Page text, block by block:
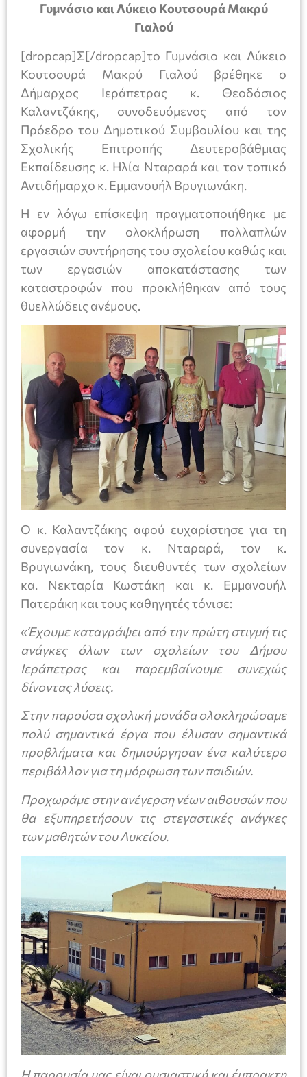
Γυμνάσιο και Λύκειο Κουτσουρά Μακρύ
Γιαλού
[dropcap]Σ[/dropcap]το Γυμνάσιο και Λύκειο
Κουτσουρά Μακρύ Γιαλού βρέθηκε ο
Δήμαρχος Ιεράπετρας κ. Θεοδόσιος
Καλαντζάκης, συνοδευόμενος από τον
Πρόεδρο του Δημοτικού Συμβουλίου και της
Σχολικής Επιτροπής Δευτεροβάθμιας
Εκπαίδευσης κ. Ηλία Νταραρά και τον τοπικό
Αντιδήμαρχο κ. Εμμανουήλ Βρυγιωνάκη.
Η εν λόγω επίσκεψη πραγματοποιήθηκε με
αφορμή την ολοκλήρωση πολλαπλών
εργασιών συντήρησης του σχολείου καθώς και
των εργασιών αποκατάστασης των
καταστροφών που προκλήθηκαν από τους
θυελλώδεις ανέμους.
Ο κ. Καλαντζάκης αφού ευχαρίστησε για τη
συνεργασία τον κ. Νταραρά, τον κ.
Βρυγιωνάκη, τους διευθυντές των σχολείων
κα. Νεκταρία Κωστάκη και κ. Εμμανουήλ
Πατεράκη και τους καθηγητές τόνισε:
«Έχουμε καταγράψει από την πρώτη στιγμή τις
ανάγκες όλων των σχολείων του Δήμου
Ιεράπετρας και παρεμβαίνουμε συνεχώς
δίνοντας λύσεις.
Στην παρούσα σχολική μονάδα ολοκληρώσαμε
πολύ σημαντικά έργα που έλυσαν σημαντικά
προβλήματα και δημιούργησαν ένα καλύτερο
περιβάλλον για τη μόρφωση των παιδιών.
Προχωράμε στην ανέγερση νέων αιθουσών που
θα εξυπηρετήσουν τις στεγαστικές ανάγκες
των μαθητών του Λυκείου.
Η παρουσία μας είναι ουσιαστική και έμπρακτη